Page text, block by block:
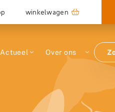
winkelwagen
Actueel Over ons